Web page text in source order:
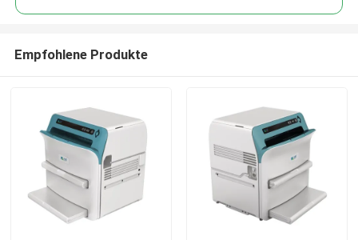
Empfohlene Produkte